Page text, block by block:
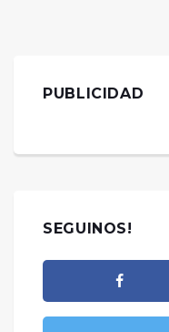
PUBLICIDAD
SEGUINOS!